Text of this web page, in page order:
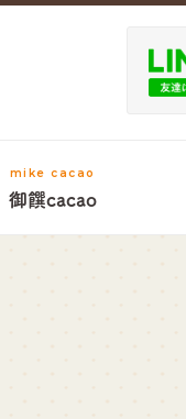
mike cacao
御饌cacao